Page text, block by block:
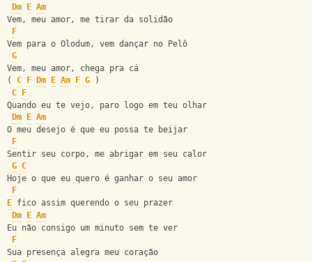
Dm
E Am
Vem, meu amor, me tirar da solidão
F
Vem para o Olodum, vem dançar no Pelô
G
Vem, meu amor, chega pra cá
( C F Dm E Am F G )
C
F
Quando eu te vejo, paro logo em teu olhar
Dm
E Am
O meu desejo é que eu possa te beijar
F
Sentir seu corpo, me abrigar em seu calor
G C
Hoje o que eu quero é ganhar o seu amor
F
E fico assim querendo o seu prazer
Dm
E Am
Eu não consigo um minuto sem te ver
F
Sua presença alegra meu coração